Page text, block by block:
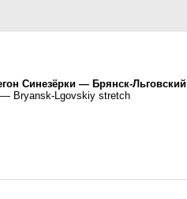
Синезёрки — Брянск-Льговский
Bryansk-Lgovskiy stretch